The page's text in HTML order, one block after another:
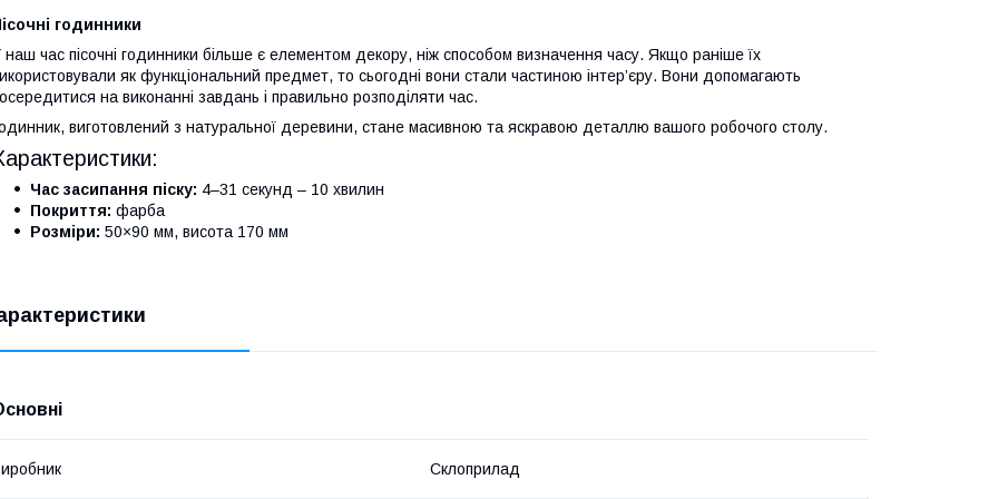
годинники
наш час пісочні годинники більше є елементом декору, ніж способом визначення часу. Якщо раніше їх
як функціональний предмет, то сьогодні вони стали частиною інтер’єру. Вони допомагають
на виконанні завдань і правильно розподіляти час.
виготовлений з натуральної деревини, стане масивною та яскравою деталлю вашого робочого столу.
Час засипання піску: 4–31 секунд – 10 хвилин
Покриття: фарба
Розміри: 50×90 мм, висота 170 мм
Склоприлад